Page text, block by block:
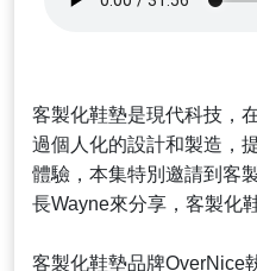
客製化鞋墊是現代科技，
過個人化的設計和製造，
體驗，本集特別邀請到客
長Wayne來分享，客製化
客製化鞋墊品牌OverNice